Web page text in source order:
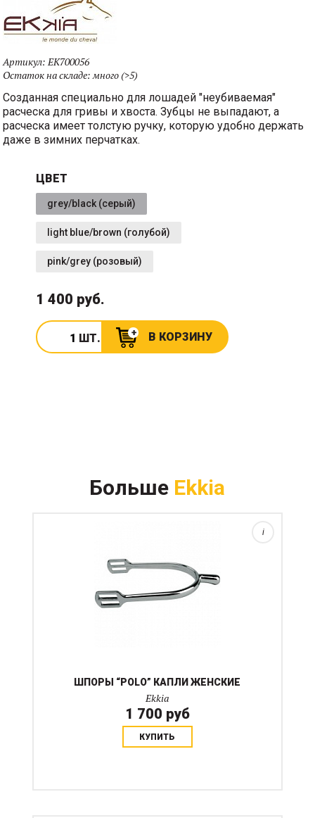
Артикул:EK700056
Остаток на складе:много (>5)
Созданная специально для лошадей "неубиваемая"
расческа для гривы и хвоста. Зубцы не выпадают, а
расческа имеет толстую ручку, которую удобно держать
даже в зимних перчатках.
ЦВЕТ
grey/black (серый)
light blue/brown (голубой)
pink/grey (розовый)
1 400 руб.
ШТ. В КОРЗИНУ
Больше Ekkia
ШПОРЫ “POLO” КАПЛИ ЖЕНСКИЕ
Ekkia
1 700 руб
КУПИТЬ
i